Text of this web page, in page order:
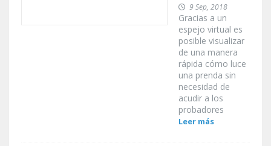
9 Sep, 2018
Gracias a un
espejo virtual es
posible visualizar
de una manera
rápida cómo luce
una prenda sin
necesidad de
acudir a los
probadores
Leer más